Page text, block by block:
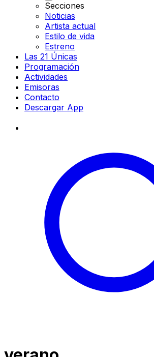
Secciones
Noticias
Artista actual
Estilo de vida
Estreno
Las 21 Únicas
Programación
Actividades
Emisoras
Contacto
Descargar App